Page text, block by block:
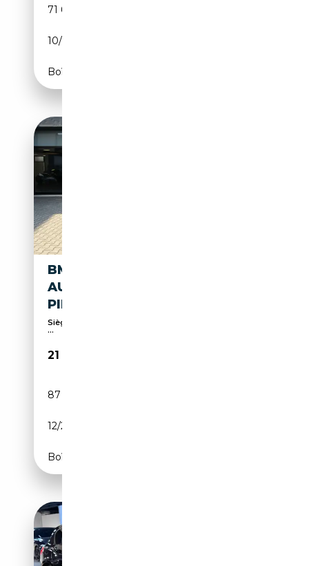
71 650 km
10/2015
Boîte manuelle
BMW 118 D MSPORT CAMBIO
AUTO ,CERCHI 18''. FARI LED ,
PINZE BLU MSPORT
Sièges sport, Palettes de changement de vitesses,
...
21 900€
87 000 km
12/2019
Boîte automatique